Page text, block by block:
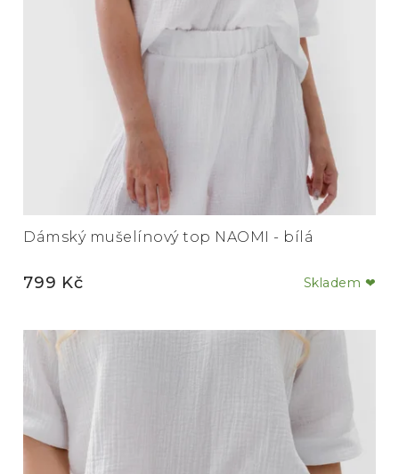
Dámský mušelínový top NAOMI - bílá
Skladem ❤
799 Kč